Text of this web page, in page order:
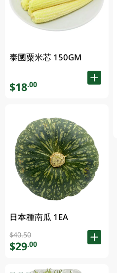
泰國粟米芯 150GM
$18.00
日本種南瓜 1EA
$40.50
$29.00